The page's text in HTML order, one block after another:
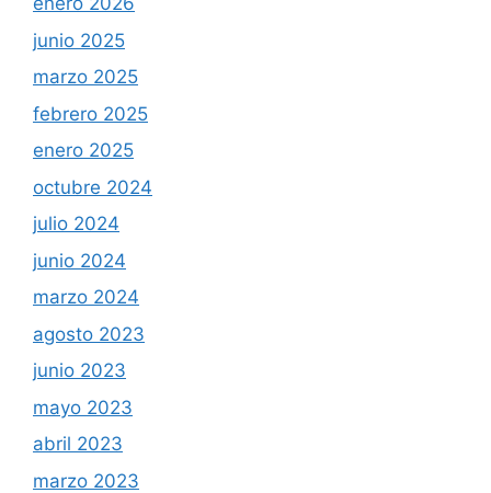
junio 2025
marzo 2025
febrero 2025
enero 2025
octubre 2024
julio 2024
junio 2024
marzo 2024
agosto 2023
junio 2023
mayo 2023
abril 2023
marzo 2023